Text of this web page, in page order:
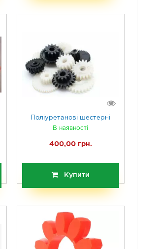
Поліуретанові шестерні
В наявності
400,00 грн.
Купити